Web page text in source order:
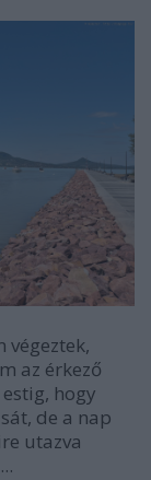
az érkező
hogy
de a nap
utazva